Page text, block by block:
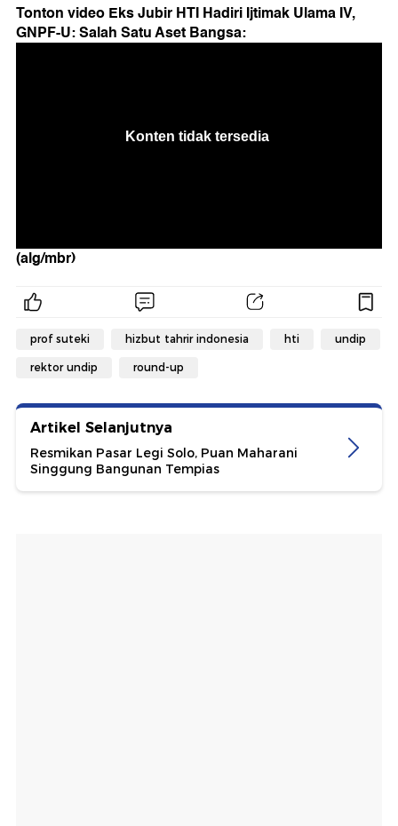
Tonton video Eks Jubir HTI Hadiri Ijtimak Ulama IV,
GNPF-U: Salah Satu Aset Bangsa:
(alg/mbr)
prof suteki hizbut tahrir indonesia hti undip
rektor undip round-up
Artikel Selanjutnya
Resmikan Pasar Legi Solo, Puan Maharani
Singgung Bangunan Tempias